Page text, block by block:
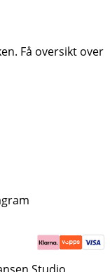
Få oversikt over